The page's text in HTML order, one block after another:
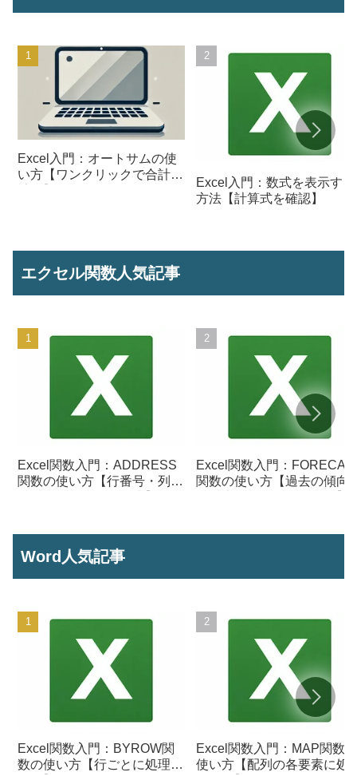
Excel入門：オートサムの使
い方【ワンクリックで合計を
Excel入門：数式を表示する
方法【計算式を確認】
エクセル関数人気記事
Excel関数入門：ADDRESS
関数の使い方【行番号・列番
Excel関数入門：
関数の使い方【過去の傾向
Word人気記事
Excel関数入門：BYROW関
数の使い方【行ごとに処理を
Excel関数入門：MAP関数の
使い方【配列の各要素に処